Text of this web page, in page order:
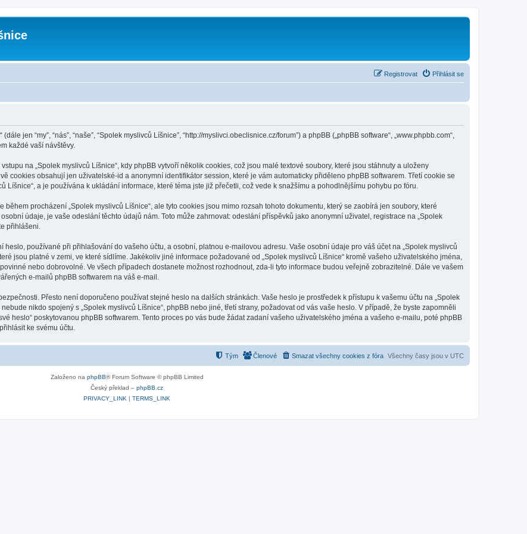
Přihlásit se
Registrovat
jen “my”, “nás”, “naše”, “Spolek myslivců Líšnice”, “http://myslivci.obeclisnice.cz/forum”) a phpBB („phpBB software“, „www.phpbb.com“,
každé vaší návštěvy.
na „Spolek myslivců Líšnice“, kdy phpBB vytvoří několik cookies, což jsou malé textové soubory, které jsou stáhnuty a uloženy
cookies obsahují jen uživatelské-id a anonymní identifikátor session, které je vám automaticky přiděleno phpBB softwarem. Třetí cookie se
Líšnice“, a je používána k ukládání informace, které téma jste již přečetli, což vede k snažšímu a pohodlnějšímu pohybu po fóru.
procházení „Spolek myslivců Líšnice“, ale tyto cookies jsou mimo rozsah tohoto dokumentu, který se zaobírá jen soubory, které
údaje, je vaše odeslání těchto údajů nám. Toto může zahrnovat: odeslání příspěvků jako anonymní uživatel, registrace na „Spolek
přihlášeni.
používané při přihlašování do vašeho účtu, a osobní, platnou e-mailovou adresu. Vaše osobní údaje pro váš účet na „Spolek myslivců
jsou platné v zemi, ve které sídlíme. Jakékoliv jiné informace požadované od „Spolek myslivců Líšnice“ kromě vašeho uživatelského jména,
nebo dobrovolné. Ve všech případech dostanete možnost rozhodnout, zda-li tyto informace budou veřejně zobrazitelné. Dále ve vašem
e-mailů phpBB softwarem na váš e-mail.
Přesto není doporučeno používat stejné heslo na dalších stránkách. Vaše heslo je prostředek k přístupu k vašemu účtu na „Spolek
nikdo spojený s „Spolek myslivců Líšnice“, phpBB nebo jiné, třetí strany, požadovat od vás vaše heslo. V případě, že byste zapomněli
heslo“ poskytovanou phpBB softwarem. Tento proces po vás bude žádat zadaní vašeho uživatelského jména a vašeho e-mailu, poté phpBB
ke svému účtu.
Všechny časy jsou v UTC
Smazat všechny cookies z fóra
Členové
Tým
Založeno na phpBB® Forum Software © phpBB Limited
Český překlad – phpBB.cz
PRIVACY_LINK | TERMS_LINK